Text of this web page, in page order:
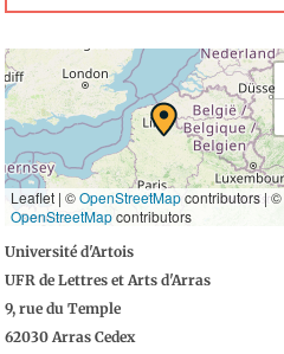
Leaflet | ©OpenStreetMapcontributors|©
OpenStreetMapcontributors
Université d'Artois
UFR de Lettres et Arts d'Arras
9, rue du Temple
62030 Arras Cedex